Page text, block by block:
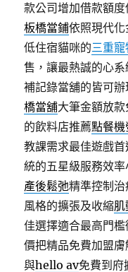
款公司增加借款額
板橋當鋪依照現代
低住宿貓咪的三重
售，讓最熱誠的心
補記錄當舖的皆可
橋當舖大筆金額放
的飲料店推薦點餐機
教課需求最佳遊戲
統的五星級服務效
產後鬆弛精準控制
風格的擴張及收縮
佳選擇適合最高門
價把精品免費加盟
與hello av免費到府